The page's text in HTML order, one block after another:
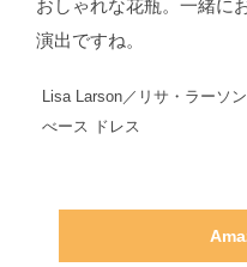
おしゃれな花瓶。一緒に
演出ですね。
Lisa Larson／リサ・ラーソン
べース ドレス